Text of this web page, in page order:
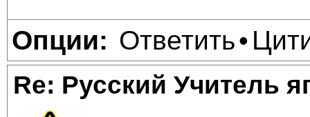
Опции: Ответить•
Re: Русский Учитель